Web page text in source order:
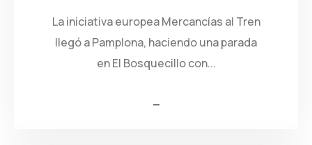
La iniciativa europea Mercancías al Tren
llegó a Pamplona, haciendo una parada
en El Bosquecillo con...